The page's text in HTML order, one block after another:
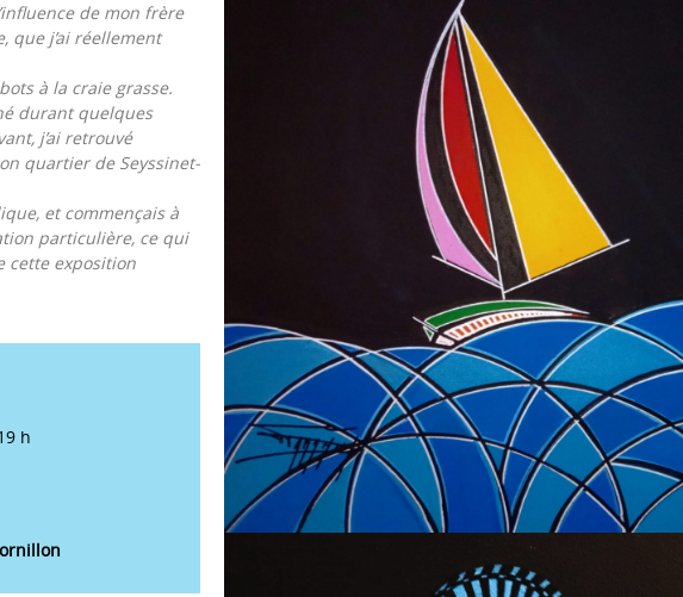
de mon frère
que j’ai réellement
à la craie grasse.
durant quelques
j’ai retrouvé
quartier de Seyssinet-
et commençais à
particulière, ce qui
cette exposition
h